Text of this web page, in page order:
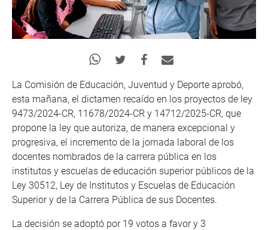
La Comisión de Educación, Juventud y Deporte aprobó,
esta mañana, el dictamen recaído en los proyectos de ley
9473/2024-CR, 11678/2024-CR y 14712/2025-CR, que
propone la ley que autoriza, de manera excepcional y
progresiva, el incremento de la jornada laboral de los
docentes nombrados de la carrera pública en los
institutos y escuelas de educación superior públicos de la
Ley 30512, Ley de Institutos y Escuelas de Educación
Superior y de la Carrera Pública de sus Docentes.
La decisión se adoptó por 19 votos a favor y 3